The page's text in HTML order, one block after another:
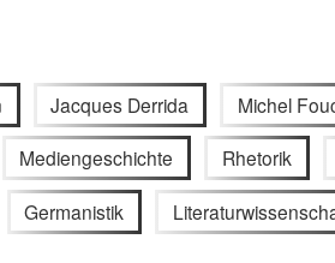
Jacques Derrida Michel
Mediengeschichte Rhetorik
Germanistik